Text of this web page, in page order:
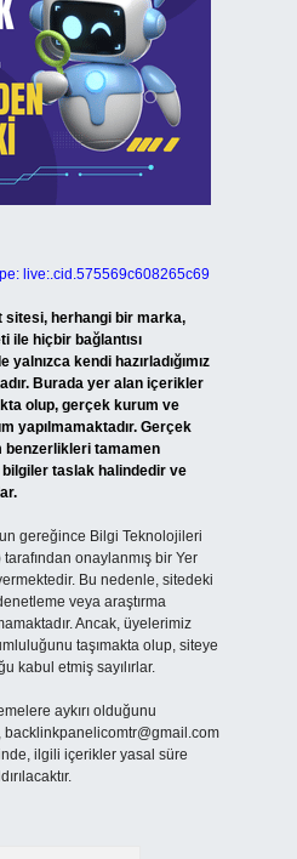
live:.cid.575569c608265c69
sitesi, herhangi bir marka,
ile hiçbir bağlantısı
yalnızca kendi hazırladığımız
Burada yer alan içerikler
olup, gerçek kurum ve
yapılmamaktadır. Gerçek
benzerlikleri tamamen
taslak halindedir ve
gereğince Bilgi Teknolojileri
onaylanmış bir Yer
Bu nedenle, sitedeki
veya araştırma
Ancak, üyelerimiz
taşımakta olup, siteye
kabul etmiş sayılırlar.
aykırı olduğunu
backlinkpanelicomtr@gmail.com
ilgili içerikler yasal süre